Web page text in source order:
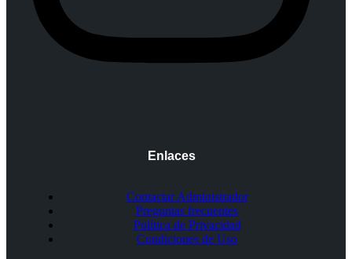
Enlaces
Contactar Administrador
Preguntas frecuentes
Política de Privacidad
Condiciones de Uso